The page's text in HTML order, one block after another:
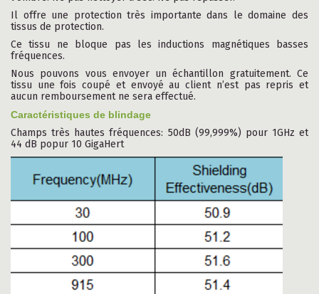
Il offre une protection très importante dans le domaine des
tissus de protection.
Ce tissu ne bloque pas les inductions magnétiques basses
fréquences.
Nous pouvons vous envoyer un échantillon gratuitement. Ce
tissu une fois coupé et envoyé au client n’est pas repris et
aucun remboursement ne sera effectué.
Caractéristiques de blindage
Champs très hautes fréquences: 50dB (99,999%) pour 1GHz et
44 dB popur 10 GigaHert